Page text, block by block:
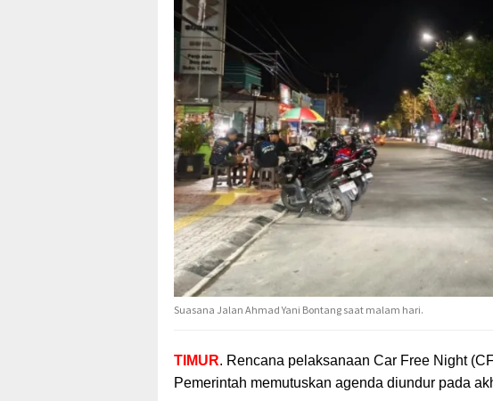
Suasana Jalan Ahmad Yani Bontang saat malam hari.
TIMUR. Rencana pelaksanaan Car Free Night
Pemerintah memutuskan agenda diundur pada